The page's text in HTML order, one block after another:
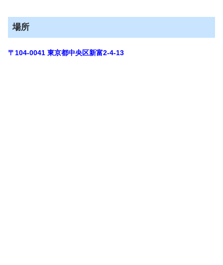
場所
〒104-0041 東京都中央区新富2-4-13